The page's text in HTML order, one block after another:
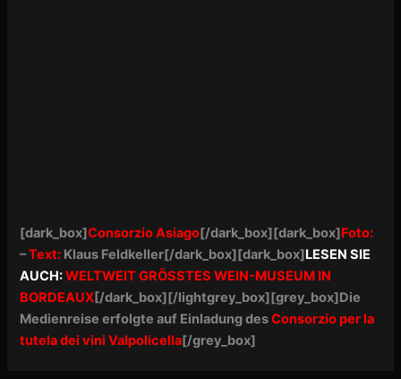
[dark_box]Consorzio Asiago[/dark_box] [dark_box]Foto:
–Text: Klaus Feldkeller[/dark_box][dark_box]LESEN SIE
AUCH:WELTWEIT GRÖSSTES WEIN-MUSEUM IN
BORDEAUX[/dark_box][/lightgrey_box][grey_box]Die
Medienreise erfolgte auf Einladung desConsorzio per la
tutela dei vini Valpolicella[/grey_box]